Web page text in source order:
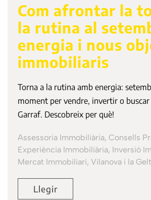
Com afrontar la
la rutina al
energia i nous
immobiliaris
Torna a la rutina amb energia:
moment per vendre, invertir o
Garraf. Descobreix per què!
Assessoria Immobiliària, Consells
Experiència Immobiliària, Inversió
Mercat Immobiliari, Vilanova i la
Llegir